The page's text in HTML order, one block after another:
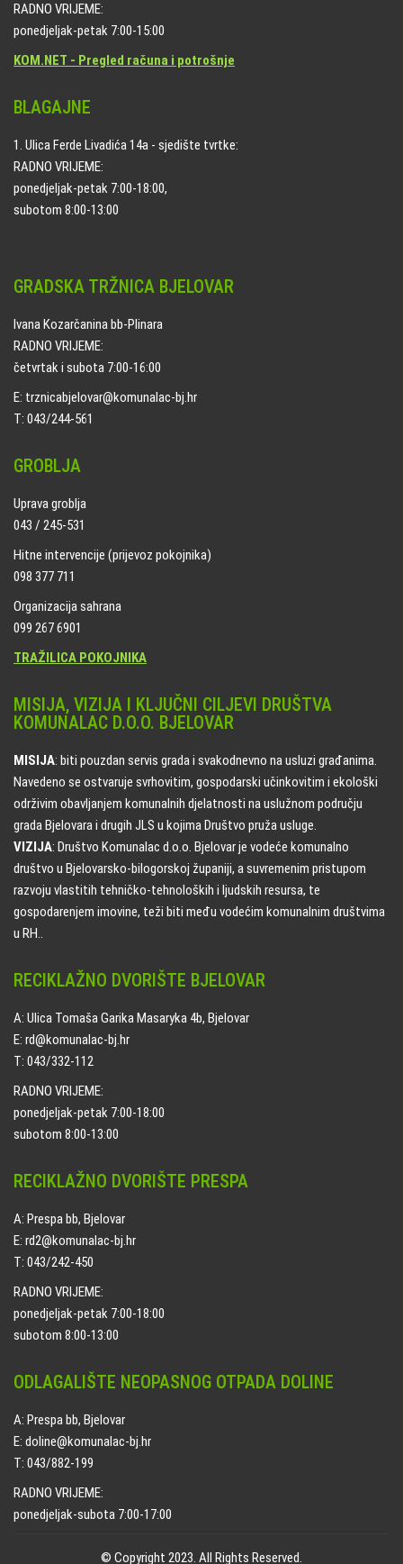
RADNO VRIJEME:
ponedjeljak-petak 7:00-15:00
KOM.NET - Pregled računa i potrošnje
BLAGAJNE
1. Ulica Ferde Livadića 14a - sjedište tvrtke:
RADNO VRIJEME:
ponedjeljak-petak 7:00-18:00,
subotom 8:00-13:00
GRADSKA TRŽNICA BJELOVAR
Ivana Kozarčanina bb-Plinara
RADNO VRIJEME:
četvrtak i subota 7:00-16:00
E: trznicabjelovar@komunalac-bj.hr
T: 043/244-561
GROBLJA
Uprava groblja
043 / 245-531
Hitne intervencije (prijevoz pokojnika)
098 377 711
Organizacija sahrana
099 267 6901
TRAŽILICA POKOJNIKA
MISIJA, VIZIJA I KLJUČNI CILJEVI DRUŠTVA
KOMUNALAC D.O.O. BJELOVAR
MISIJA: biti pouzdan servis grada i svakodnevno na usluzi građanima.
Navedeno se ostvaruje svrhovitim, gospodarski učinkovitim i ekološki
održivim obavljanjem komunalnih djelatnosti na uslužnom području
grada Bjelovara i drugih JLS u kojima Društvo pruža usluge.
VIZIJA: Društvo Komunalac d.o.o. Bjelovar je vodeće komunalno
društvo u Bjelovarsko-bilogorskoj županiji, a suvremenim pristupom
razvoju vlastitih tehničko-tehnoloških i ljudskih resursa, te
gospodarenjem imovine, teži biti među vodećim komunalnim društvima
u RH..
RECIKLAŽNO DVORIŠTE BJELOVAR
A: Ulica Tomaša Garika Masaryka 4b, Bjelovar
E: rd@komunalac-bj.hr
T: 043/332-112
RADNO VRIJEME:
ponedjeljak-petak 7:00-18:00
subotom 8:00-13:00
RECIKLAŽNO DVORIŠTE PRESPA
A: Prespa bb, Bjelovar
E: rd2@komunalac-bj.hr
T: 043/242-450
RADNO VRIJEME:
ponedjeljak-petak 7:00-18:00
subotom 8:00-13:00
ODLAGALIŠTE NEOPASNOG OTPADA DOLINE
A: Prespa bb, Bjelovar
E: doline@komunalac-bj.hr
T: 043/882-199
RADNO VRIJEME:
ponedjeljak-subota 7:00-17:00
© Copyright 2023. All Rights Reserved.